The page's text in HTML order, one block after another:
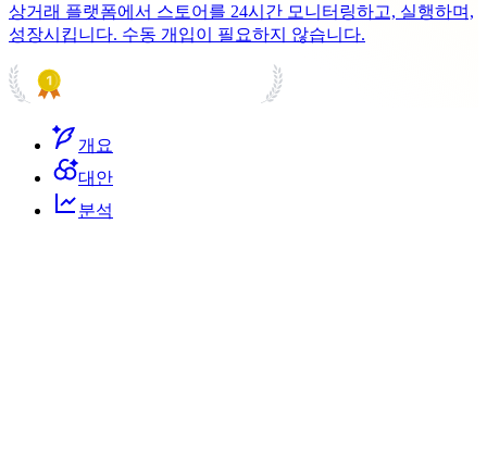
상거래 플랫폼에서 스토어를 24시간 모니터링하고, 실행하며,
성장시킵니다. 수동 개입이 필요하지 않습니다.
개요
대안
분석